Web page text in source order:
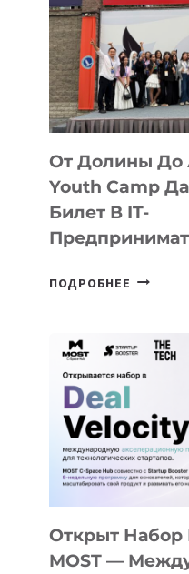
От Долины До
Youth Camp
Билет В IT-
ПОДРОБНЕЕ ОТ
АЛМАТЫ:
AI
YOUTH
CAMP
ДАЛ
30
БИЛЕТ
Открыт Набор
MOST —